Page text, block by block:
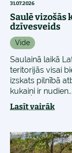
31.07.2026
Saulē vizošās
dzīvesveids
Vide
Saulainā laikā
teritorijās visai
izskats pilnībā
kukaiņi ir nudien...
Lasīt vairāk